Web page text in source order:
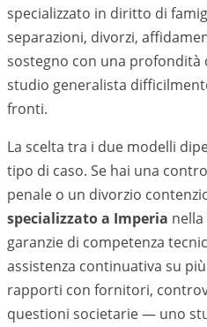
specializzato in diritto di
separazioni, divorzi,
sostegno con una profondità
studio generalista
fronti.
La scelta tra i due modelli
tipo di caso. Se hai una
penale o un divorzio
specializzato a Imperia
garanzie di competenza
assistenza continuativa su
rapporti con fornitori,
questioni societarie — uno